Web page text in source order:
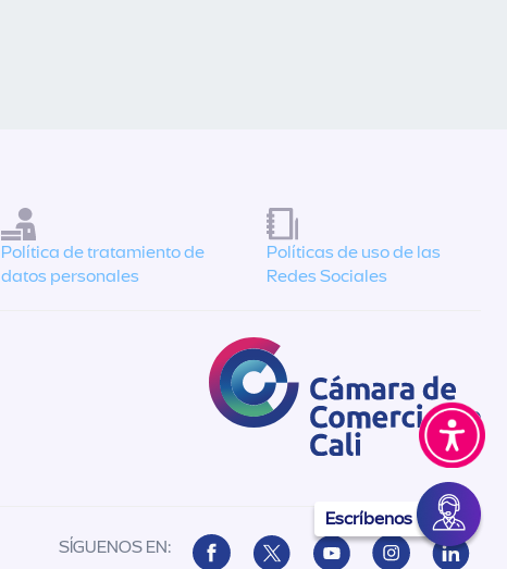
Escríbenos
Política de tratamiento de
datos personales
Políticas de uso de las
Redes Sociales
SÍGUENOS EN: